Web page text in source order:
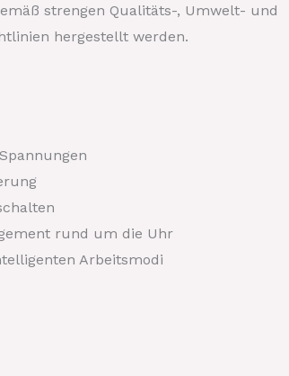
strengen Qualitäts-, Umwelt- und
hergestellt werden.
rund um die Uhr
Arbeitsmodi